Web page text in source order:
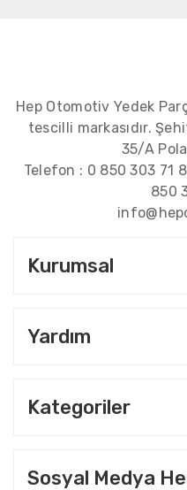
Hep Otomotiv Yedek
tescilli markasıdır.
35/A
Telefon : 0 850 303 71
850
Kurumsal
Yardım
Kategoriler
Sosyal Medya